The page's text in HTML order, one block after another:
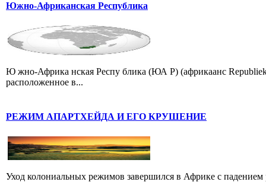
Южно-Африканская Республика
Ю жно-Африка нская Респу блика (ЮА Р) (африкаанс
расположенное в...
РЕЖИМ АПАРТХЕЙДА И ЕГО КРУШЕНИЕ
Уход колониальных режимов завершился в Африке с падением